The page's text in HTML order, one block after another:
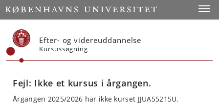
Start
Efter- og videreuddannelse
Kursussøgning
Fejl: Ikke et kursus i årgangen.
Årgangen 2025/2026 har ikke kurset JJUA55215U.